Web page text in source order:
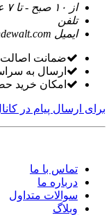
از ۱۰ صبح - تا ۷ عصر
تلفن
ایمیل
ضمانت
ارسال به
امکان خرید
برای ارسال پیام در
تماس با ما
درباره ما
سوالات متداول
وبلاگ